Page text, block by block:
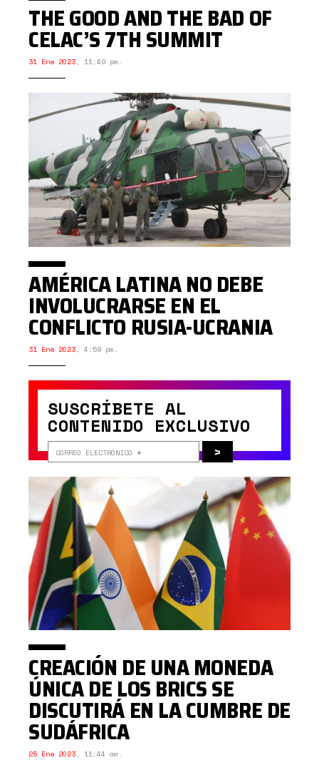
THE GOOD AND THE BAD OF
CELAC’S 7TH SUMMIT
31 Ene 2023, 11:49 pm.
SUSCRÍBETE AL
CONTENIDO EXCLUSIVO
>
AMÉRICA LATINA NO DEBE
INVOLUCRARSE EN EL
CONFLICTO RUSIA-UCRANIA
31 Ene 2023, 4:59 pm.
CREACIÓN DE UNA MONEDA
ÚNICA DE LOS BRICS SE
DISCUTIRÁ EN LA CUMBRE DE
SUDÁFRICA
25 Ene 2023, 11:44 am.